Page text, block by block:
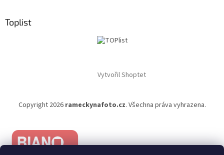
Toplist
Vytvořil Shoptet
Copyright 2026 rameckynafoto.cz. Všechna práva vyhrazena.